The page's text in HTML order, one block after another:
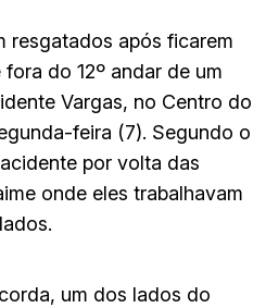
resgatados após ficarem
do 12º andar de um
Vargas, no Centro do
feira (7). Segundo o
por volta das
onde eles trabalhavam
um dos lados do